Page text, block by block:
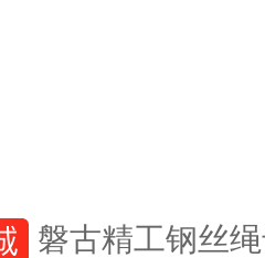
磐古精工钢丝